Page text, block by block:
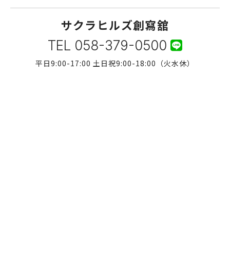
サクラヒルズ創寫舘
TEL 058-379-0500
平日9:00-17:00 土日祝9:00-18:00（火水休）